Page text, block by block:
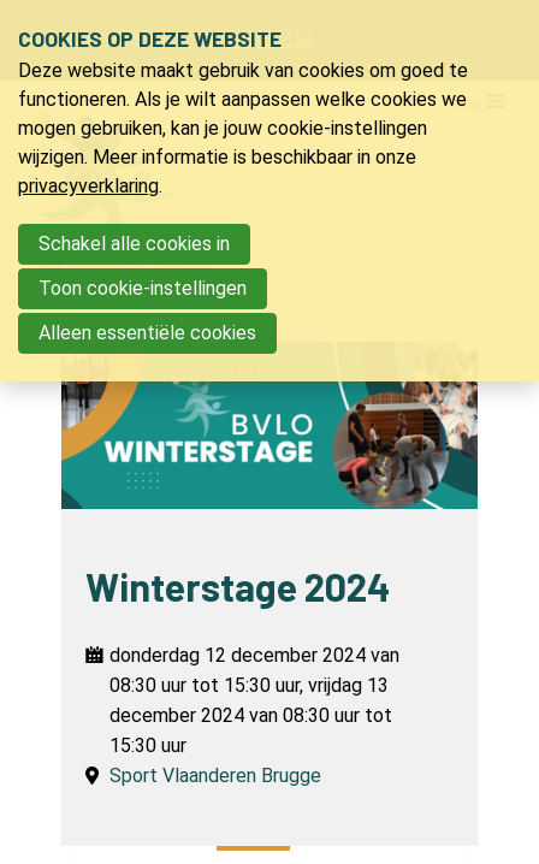
links
over
Spring
naar
de
Spring
naar
de
inhoud
Ons telefoon:
+32 9 218 91 20 Ons e-mailadres:
info@bvlo.be
Menu
Winterstage 2024
donderdag 12 december 2024 van
08:30 uur tot 15:30 uur, vrijdag 13
december 2024 van 08:30 uur tot
15:30 uur
Sport Vlaanderen Brugge
LO & Sport
Bijscholingen
Jeugdkampen
PVLO
Contact
COOKIES OP DEZE WEBSITE
Deze website maakt gebruik van cookies om goed te
functioneren. Als je wilt aanpassen welke cookies we
mogen gebruiken, kan je jouw cookie-instellingen
wijzigen. Meer informatie is beschikbaar in onze
privacyverklaring.
Schakel alle cookies in
Toon cookie-instellingen
Alleen essentiële cookies